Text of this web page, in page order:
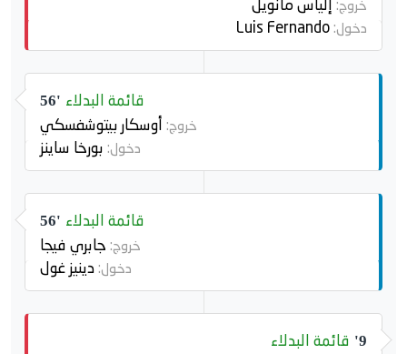
خروج:
دخول:
56' قائمة البدلاء
خروج: أوسكار بيتوشفسكي
دخول: بورخا ساينز
56' قائمة البدلاء
خروج: جابري فيجا
دخول:دينيز غول
9' قائمة البدلاء